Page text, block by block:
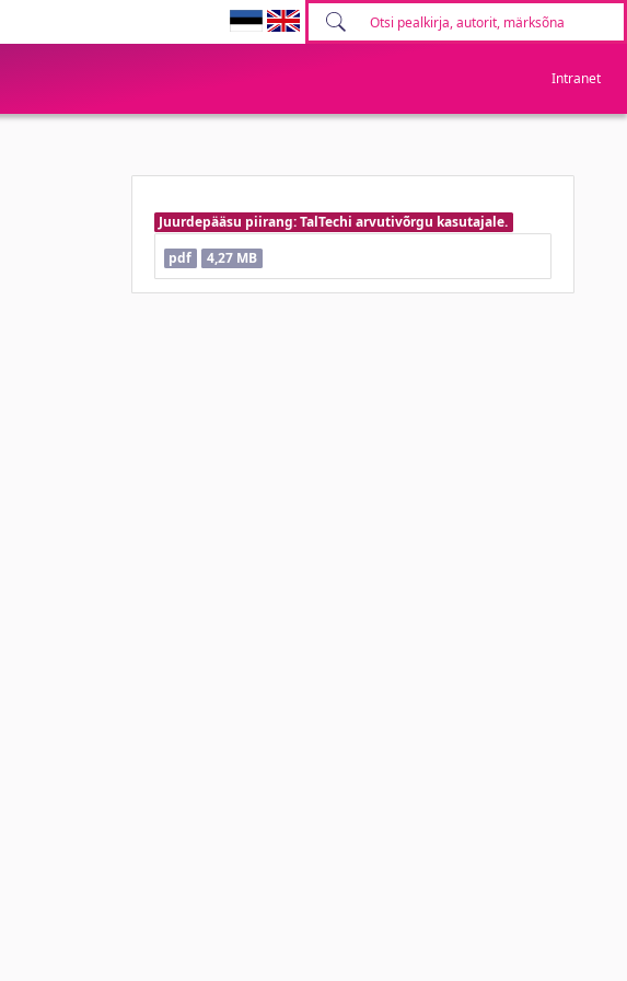
Intranet
Juurdepääsu piirang: TalTechi arvutivõrgu kasutajale.
pdf
4,27 MB